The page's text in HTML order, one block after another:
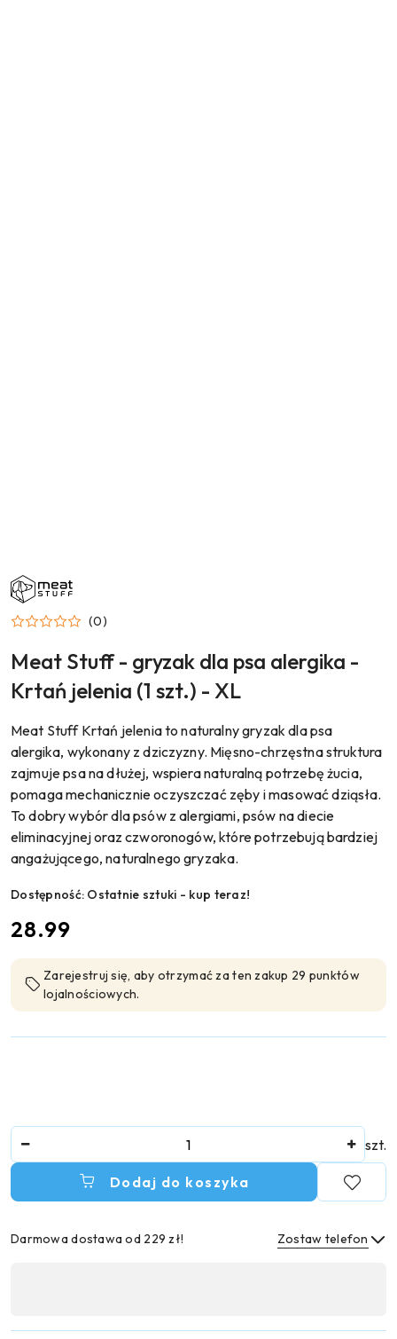
NAZWA
PRODUCENTA:
MEAT
STUFF (0)
Meat Stuff - gryzak dla psa alergika -
Krtań jelenia (1 szt.) - XL
Meat Stuff Krtań jelenia to naturalny gryzak dla psa
alergika, wykonany z dziczyzny. Mięsno-chrzęstna struktura
zajmuje psa na dłużej, wspiera naturalną potrzebę żucia,
pomaga mechanicznie oczyszczać zęby i masować dziąsła.
To dobry wybór dla psów z alergiami, psów na diecie
eliminacyjnej oraz czworonogów, które potrzebują bardziej
angażującego, naturalnego gryzaka.
Dostępność: Ostatnie sztuki - kup teraz!
cena:
28.99
Zarejestruj się, aby otrzymać za ten zakup 29 punktów
lojalnościowych.
szt.
Dodaj do koszyka
Darmowa dostawa od 229 zł! Zostaw telefon
płatność